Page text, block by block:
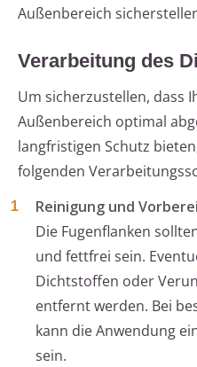
Außenbereich
Verarbeitung des
Um sicherzustellen, dass
Außenbereich optimal
langfristigen Schutz
folgenden
Reinigung und
Die Fugenflanken
und fettfrei sein.
Dichtstoffen oder
entfernt werden. Bei
kann die Anwendung
sein.